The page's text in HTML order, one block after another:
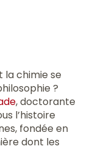
la chimie se
?
, doctorante
l’histoire
fondée en
dont les